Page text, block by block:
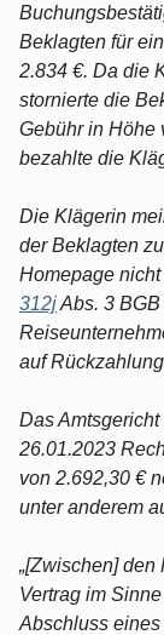
Beklagten für
2.834 €. Da die
stornierte die
Gebühr in Höhe
bezahlte die
Die Klägerin
der Beklagten
Homepage
312jAbs. 3
auf
Das
26.01.2023
von 2.692,30 €
unter anderem
„[Zwischen]
Vertrag im
Abschluss